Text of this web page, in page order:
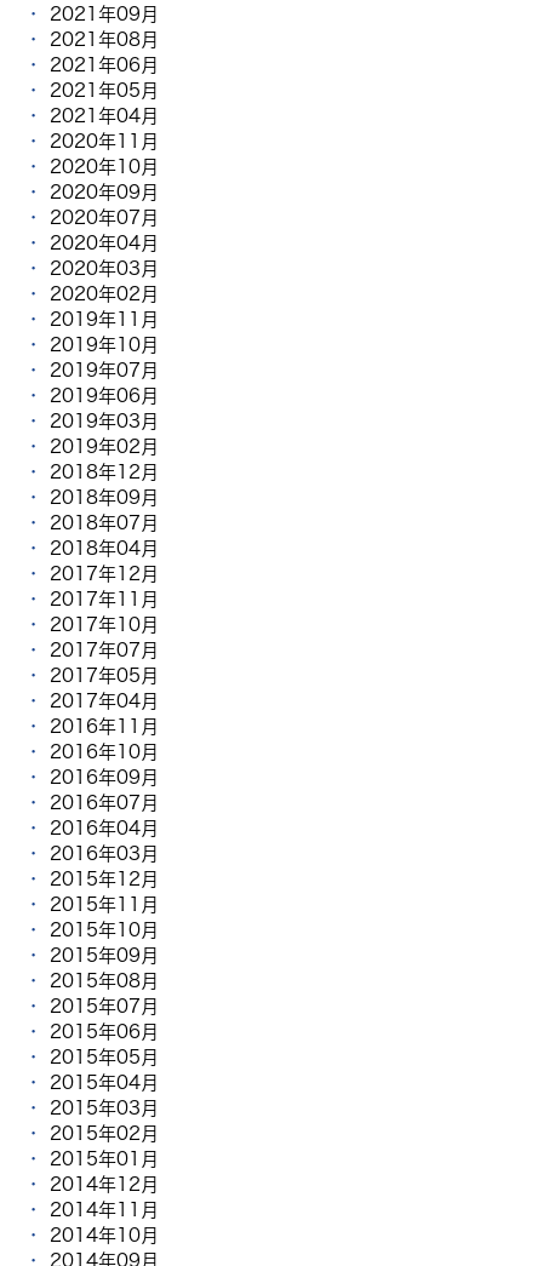
2021年09月
2021年08月
2021年06月
2021年05月
2021年04月
2020年11月
2020年10月
2020年09月
2020年07月
2020年04月
2020年03月
2020年02月
2019年11月
2019年10月
2019年07月
2019年06月
2019年03月
2019年02月
2018年12月
2018年09月
2018年07月
2018年04月
2017年12月
2017年11月
2017年10月
2017年07月
2017年05月
2017年04月
2016年11月
2016年10月
2016年09月
2016年07月
2016年04月
2016年03月
2015年12月
2015年11月
2015年10月
2015年09月
2015年08月
2015年07月
2015年06月
2015年05月
2015年04月
2015年03月
2015年02月
2015年01月
2014年12月
2014年11月
2014年10月
2014年09月